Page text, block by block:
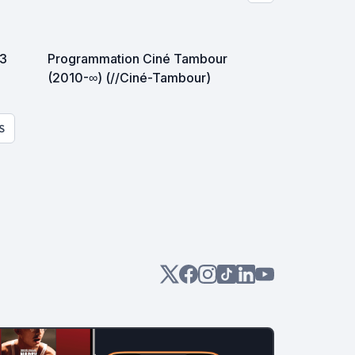
Programmation Ciné Tambour
(2010-∞) (//Ciné-Tambour)